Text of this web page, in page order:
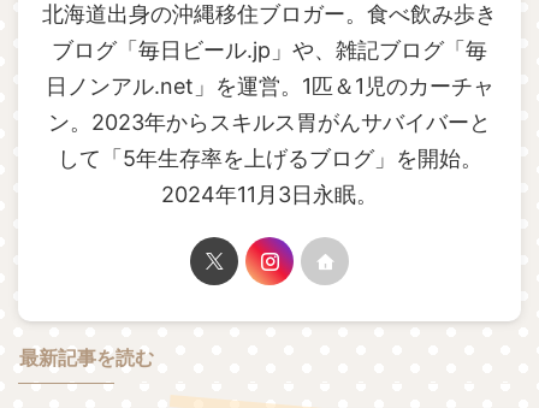
北海道出身の沖縄移住ブロガー。食べ飲み歩き
ブログ「毎日ビール.jp」や、雑記ブログ「毎
日ノンアル.net」を運営。1匹＆1児のカーチャ
ン。2023年からスキルス胃がんサバイバーと
して「5年生存率を上げるブログ」を開始。
2024年11月3日永眠。
最新記事を読む